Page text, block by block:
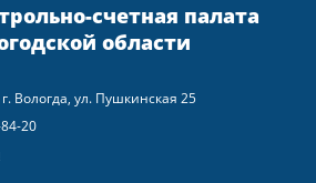
счетная палата
области
Вологда, ул. Пушкинская 25
20